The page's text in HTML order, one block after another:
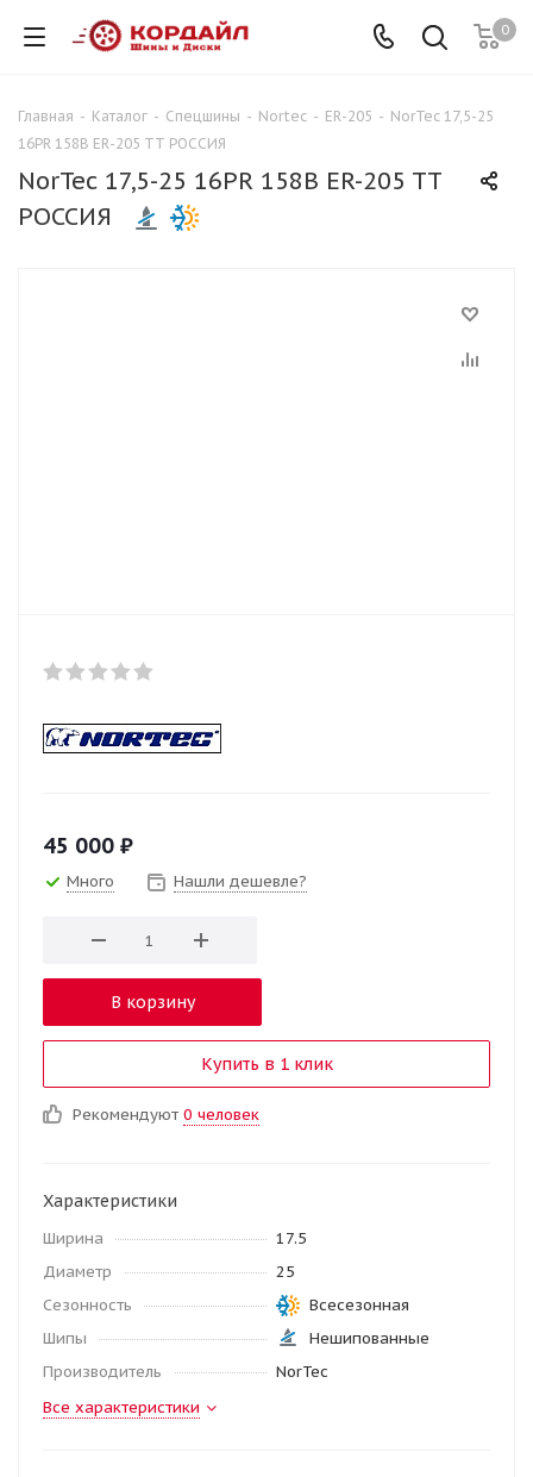
0
Главная - Каталог - Спецшины - Nortec - ER-205 - NorTec 17,5-25
16PR 158B ER-205 TT РОССИЯ
NorTec 17,5-25 16PR 158B ER-205 TT
РОССИЯ
45 000 ₽
Много Нашли дешевле?
В корзину
Купить в 1 клик
Рекомендуют 0 человек
Характеристики
Ширина
17.5
Диаметр
25
Сезонность
Всесезонная
Шипы
Нешипованные
Производитель
NorTec
Все характеристики